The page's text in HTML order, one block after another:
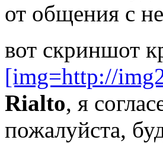
от общения с
вот скриншот
[img=http://
Rialto, я
пожалуйста,